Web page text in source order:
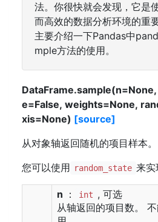
法。你很快就会发现，它是
而高效的数据分析环境的重
主要介绍一下Pandas中
mple方法的使用。
e=False, weights=None,
xis=None) [source]
从对象轴返回随机的项目样本。
您可以使用 random_state 来实
n ： int , 可选
从轴返回的项目数。